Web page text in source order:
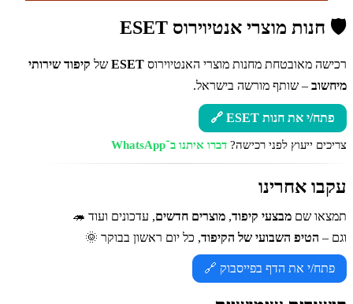
🛡️ חנות מוצרי אנטיוירוס ESET
רכישה מאובטחת מחנות מוצרי האנטיוירוס ESET של קיפוד שירותי
מיחשוב – שותף מורשה בישראל.
פתח/י את חנות ESET 🔗
צריכים ייעוץ לפני רכישה? דברו איתנו ב־WhatsApp
עקבו אחרינו
תמצאו שם מבצעי קיפוד, מוצרים חדשים, עדכונים ועוד 🦔
וגם – הטיפ השבועי של הקיפוד, כל יום ראשון בבוקר 🌞
פתח/י את הדף בפייסבוק 🔗